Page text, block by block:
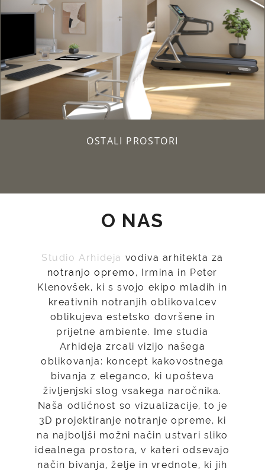
OSTALI PROSTORI
O NAS
Studio Arhideja vodiva arhitekta za
notranjo opremo , Irmina in Peter
Klenovšek, ki s svojo ekipo mladih in
kreativnih notranjih oblikovalcev
oblikujeva estetsko dovršene in
prijetne ambiente. Ime studia
Arhideja zrcali vizijo našega
oblikovanja: koncept kakovostnega
bivanja z eleganco, ki upošteva
življenjski slog vsakega naročnika.
Naša odličnost so vizualizacije, to je
3D projektiranje notranje opreme, ki
na najboljši možni način ustvari sliko
idealnega prostora, v kateri odsevajo
način bivanja, želje in vrednote, ki jih